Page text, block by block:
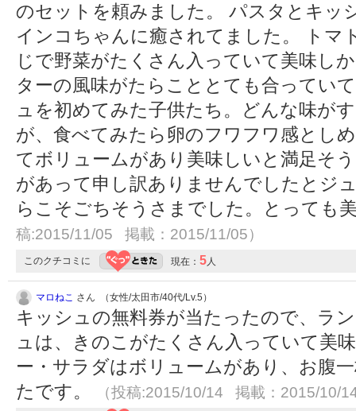
のセットを頼みました。 パスタとキッ
インコちゃんに癒されてました。 トマ
じで野菜がたくさん入っていて美味し
ターの風味がたらこととても合ってい
ュを初めてみた子供たち。どんな味が
が、食べてみたら卵のフワフワ感とし
てボリュームがあり美味しいと満足そ
があって申し訳ありませんでしたとジ
らこそごちそうさまでした。とっても
稿:2015/11/05 掲載：2015/11/05）
このクチコミに 現在： 5人
マロねこ さん （女性/太田市/40代/Lv.5）
キッシュの無料券が当たったので、ラ
ュは、きのこがたくさん入っていて美
ー・サラダはボリュームがあり、お腹
たです。
（投稿:2015/10/14 掲載：2015/10/